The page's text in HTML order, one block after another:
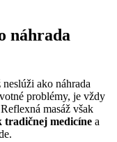
náhrada
neslúži ako náhrada
problémy, je vždy
masáž však
tradičnej medicíne a